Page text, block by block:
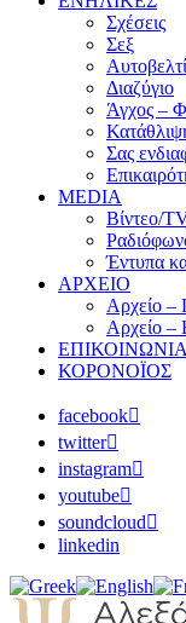
Σχέσεις
Σεξ
Διαζύγιο
Άγχος –
Σας
MEDIA
Βίντεο/
Έντυπα
ΑΡΧΕΙΟ
Αρχείο –
Αρχείο –
ΕΠΙΚΟΙΝΩΝΙΑ
ΚΟΡΟΝΟΪΟΣ
facebook
twitter
instagram
youtube
soundcloud
linkedin